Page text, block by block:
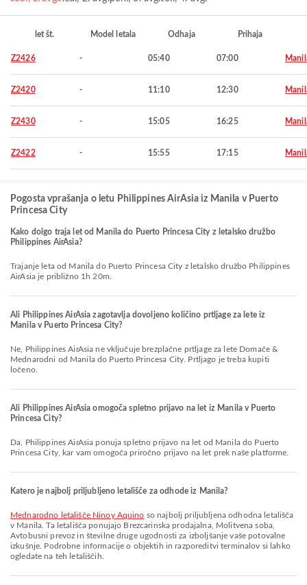
let št. Model letala Odhaja Prihaja
Z2426 - 05:40 07:00
Z2420 - 11:10 12:30
Z2430 - 15:05 16:25
Z2422 - 15:55 17:15
Pogosta vprašanja o letu Philippines AirAsia iz Manila v Puerto
Princesa City
Kako dolgo traja let od Manila do Puerto Princesa City z letalsko družbo
Philippines AirAsia?
Trajanje leta od Manila do Puerto Princesa City z letalsko družbo Philippines
AirAsia je približno 1h 20m.
Ali Philippines AirAsia zagotavlja dovoljeno količino prtljage za lete iz
Manila v Puerto Princesa City?
Ne, Philippines AirAsia ne vključuje brezplačne prtljage za lete Domače &
Mednarodni od Manila do Puerto Princesa City. Prtljago je treba kupiti
ločeno.
Ali Philippines AirAsia omogoča spletno prijavo na let iz Manila v Puerto
Princesa City?
Da, Philippines AirAsia ponuja spletno prijavo na let od Manila do Puerto
Princesa City, kar vam omogoča priročno prijavo na let prek naše platforme.
Katero je najbolj priljubljeno letališče za odhode iz Manila?
Mednarodno letališče Ninoy Aquino so najbolj priljubljena odhodna letališča
v Manila. Ta letališča ponujajo Brezcarinska prodajalna, Molitvena soba,
Avtobusni prevoz in številne druge ugodnosti za izboljšanje vaše potovalne
izkušnje. Podrobne informacije o objektih in razporeditvi terminalov si lahko
ogledate na teh letališčih.